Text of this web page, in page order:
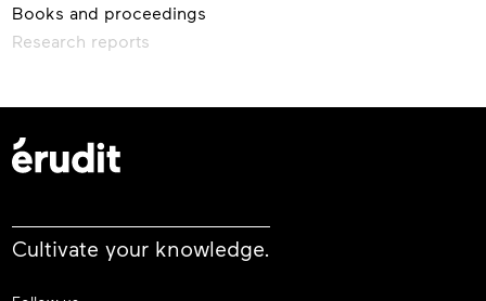
Books and proceedings
Research reports
Cultivate your knowledge.